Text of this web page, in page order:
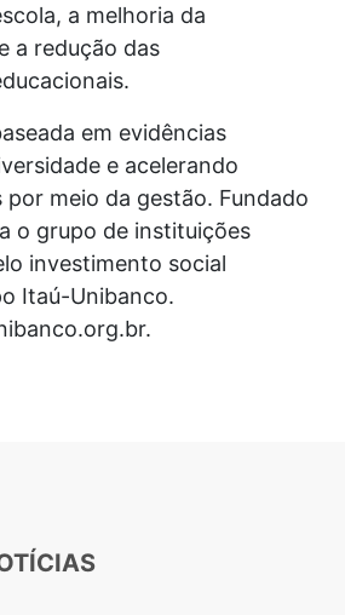
a melhoria da
a redução das
em evidências
e acelerando
meio da gestão. Fundado
o grupo de instituições
investimento social
Itaú-Unibanco.